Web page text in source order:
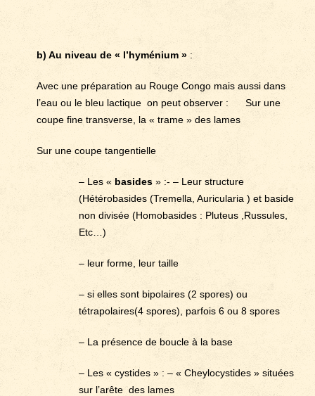
b) Au niveau de « l’hyménium » :
Avec une préparation au Rouge Congo mais aussi dans
l’eau ou le bleu lactique on peut observer : Sur une
coupe fine transverse, la « trame » des lames
Sur une coupe tangentielle
– Les « basides » :- – Leur structure
(Hétérobasides (Tremella, Auricularia ) et baside
non divisée (Homobasides : Pluteus ,Russules,
Etc…)
– leur forme, leur taille
– si elles sont bipolaires (2 spores) ou
tétrapolaires(4 spores), parfois 6 ou 8 spores
– La présence de boucle à la base
– Les « cystides » : – « Cheylocystides » situées
sur l’arête des lames